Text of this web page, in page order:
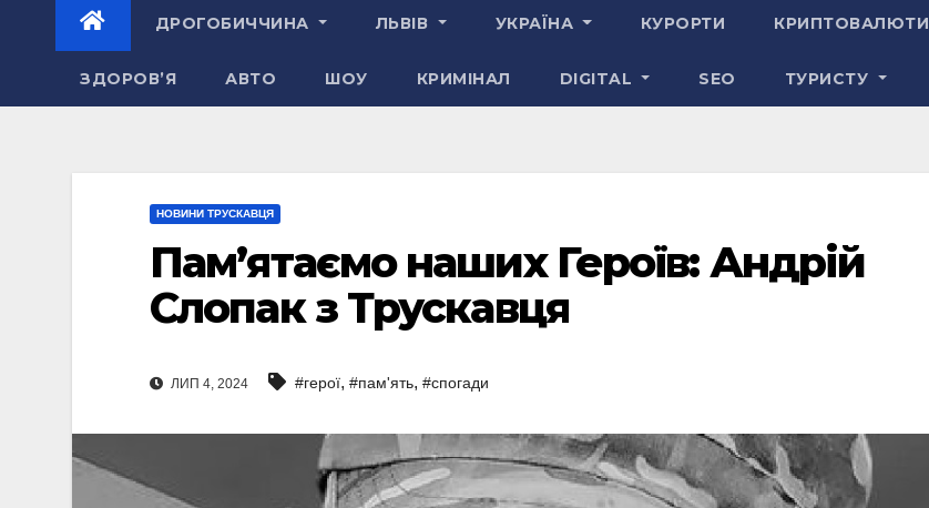
ДРОГОБИЧЧИНА ЛЬВІВ УКРАЇНА КУРОРТИ КРИПТОВАЛЮТИ
ЗДОРОВ’Я АВТО ШОУ КРИМІНАЛ DIGITAL SEO ТУРИСТУ
НОВИНИ ТРУСКАВЦЯ
Пам’ятаємо наших Героїв: Андрій
Слопак з Трускавця
ЛИП 4, 2024 #герої, #пам'ять, #спогади